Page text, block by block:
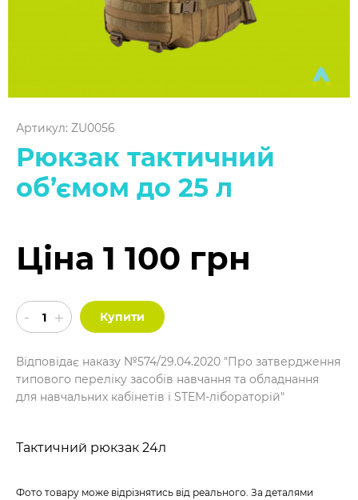
Артикул: ZU0056
Рюкзак тактичний
об’ємом до 25 л
Ціна 1 100 грн
Купити
Відповідає наказу №574/29.04.2020 "Про затвердження
типового переліку засобів навчання та обладнання
для навчальних кабінетів і STEM-лібораторій"
Тактичний рюкзак 24л
Фото товару може відрізнятись від реального. За деталями